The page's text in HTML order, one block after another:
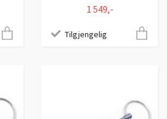
1 549,-
Tilgjengelig